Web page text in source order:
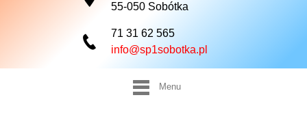
55-050 Sobótka
71 31 62 565
info@sp1sobotka.pl
Menu